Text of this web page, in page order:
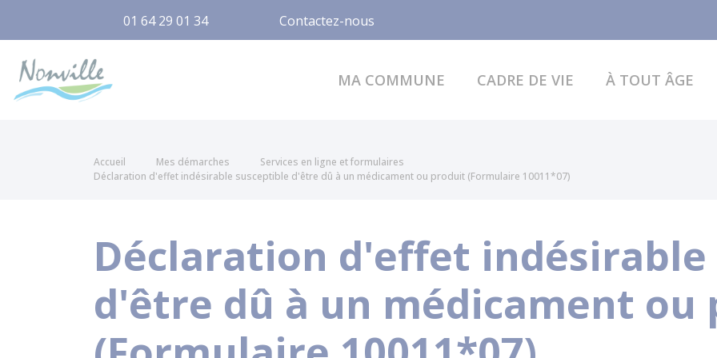
01 64 29 01 34 Contactez-nous
MA COMMUNE CADRE DE VIE À TOUT ÂGE
Accueil Mes démarches
Services en ligne et formulaires
Déclaration d'effet indésirable susceptible d'être dû à un médicament ou produit (Formulaire 10011*07)
Déclaration d'effet
d'être dû à un médicament ou